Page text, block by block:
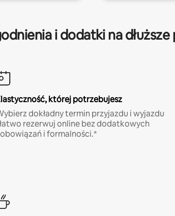
i dodatki na
której potrzebujesz
dokładny termin przyjazdu i wyjazdu
rezerwuj online bez dodatkowych
i formalności.*